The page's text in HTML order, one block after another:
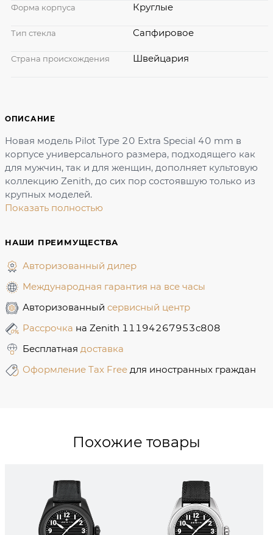
ОПИСАНИЕ
Новая модель Pilot Type 20 Extra Special 40 mm в
корпусе универсального размера, подходящего как
для мужчин, так и для женщин, дополняет культовую
коллекцию Zenith, до сих пор состоявшую только из
крупных моделей.
Показать полностью
НАШИ ПРЕИМУЩЕСТВА
Авторизованный дилер
Международная гарантия на все часы
Авторизованный сервисный центр
Рассрочка на Zenith 11194267953c808
Бесплатная доставка
Оформление Tax Free для иностранных граждан
Форма корпуса Круглые
Тип стекла Сапфировое
Страна происхождения Швейцария
Похожие товары